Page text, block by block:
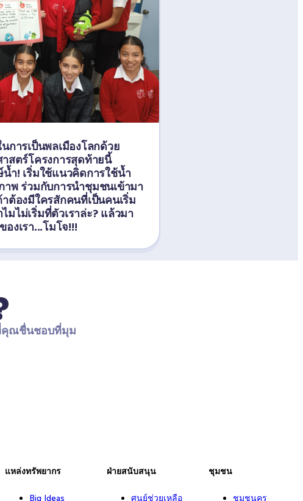
การเป็นพลเมืองโลกด้วย
สตร์โครงการสุดท้ายนี้
ำ! เริ่มใช้แนวคิดการใช้น้ำ
าพ ร่วมกับการนำชุมชนเข้ามา
ต้องมีใครสักคนที่เป็นคนเริ่ม
มไม่เริ่มที่ตัวเราล่ะ? แล้วมา
งเรา...โมโจ!!!
คุณชื่นชอบที่มุม
แหล่งทรัพยากร
Big Ideas
ฝ่ายสนับสนุน
ศูนย์ช่วยเหลือ
ชุมชน
ชุมชนครู